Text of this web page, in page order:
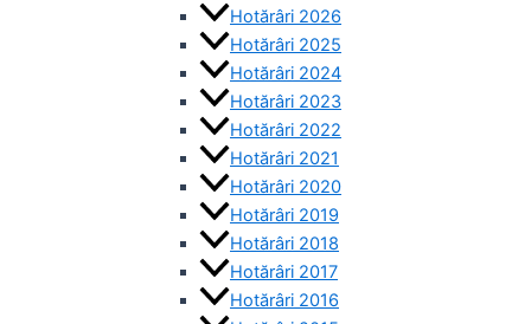
Hotărâri 2026
Hotărâri 2025
Hotărâri 2024
Hotărâri 2023
Hotărâri 2022
Hotărâri 2021
Hotărâri 2020
Hotărâri 2019
Hotărâri 2018
Hotărâri 2017
Hotărâri 2016